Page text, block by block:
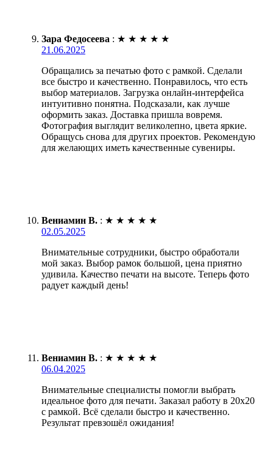
Зара Федосеева : ★ ★ ★ ★ ★
21.06.2025
Обращались за печатью фото с рамкой. Сделали
все быстро и качественно. Понравилось, что есть
выбор материалов. Загрузка онлайн-интерфейса
интуитивно понятна. Подсказали, как лучше
оформить заказ. Доставка пришла вовремя.
Фотография выглядит великолепно, цвета яркие.
Обращусь снова для других проектов. Рекомендую
для желающих иметь качественные сувениры.
Вениамин В. : ★ ★ ★ ★ ★
02.05.2025
Внимательные сотрудники, быстро обработали
мой заказ. Выбор рамок большой, цена приятно
удивила. Качество печати на высоте. Теперь фото
радует каждый день!
Вениамин В. : ★ ★ ★ ★ ★
06.04.2025
Внимательные специалисты помогли выбрать
идеальное фото для печати. Заказал работу в 20х20
с рамкой. Всё сделали быстро и качественно.
Результат превзошёл ожидания!